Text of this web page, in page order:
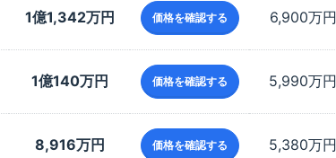
1億1,342万円 価格を確認する 6,900万円
1億140万円 価格を確認する 5,990万円
8,916万円 価格を確認する 5,380万円